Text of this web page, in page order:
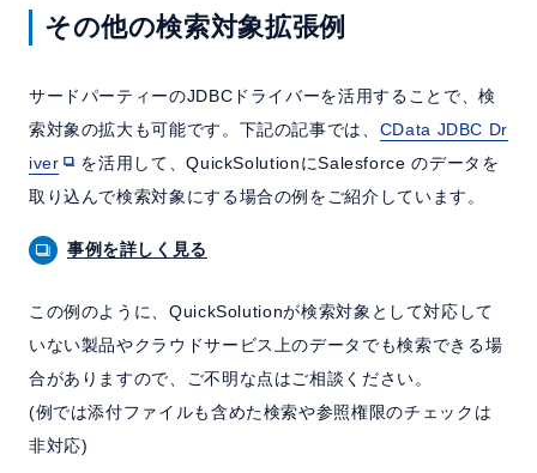
その他の検索対象拡張例
サードパーティーのJDBCドライバーを活用することで、検
索対象の拡大も可能です。下記の記事では、 CData JDBC Dr
iver
を活用して、QuickSolutionにSalesforce のデータを
取り込んで検索対象にする場合の例をご紹介しています。
事例を詳しく見る
この例のように、QuickSolutionが検索対象として対応して
いない製品やクラウドサービス上のデータでも検索できる場
合がありますので、ご不明な点はご相談ください。
(例では添付ファイルも含めた検索や参照権限のチェックは
非対応)